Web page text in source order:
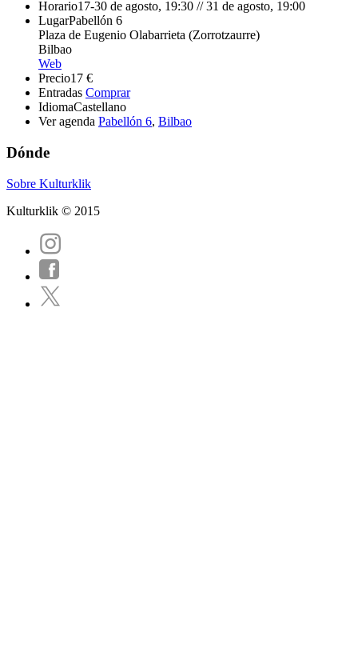
Horario17-30 de agosto, 19:30 // 31 de agosto, 19:00
LugarPabellón 6
Plaza de Eugenio Olabarrieta (Zorrotzaurre)
Bilbao
Web
Precio17 €
Entradas Comprar
IdiomaCastellano
Ver agenda Pabellón 6, Bilbao
Dónde
Sobre Kulturklik
Kulturklik © 2015